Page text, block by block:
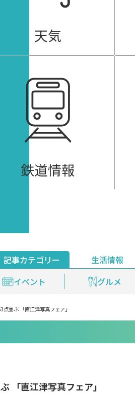
天気
鉄道情報
記事カテゴリー
イベント グルメ
生活情報
報
安全安心情報
ライブ配信
並ぶ 「直江津写真フェア」
「直江津写真フェア」